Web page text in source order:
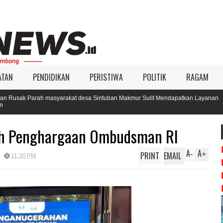
PENDIDIKAN PERISTIWA POLITIK RAGAM
desa Sintuban Makmur Sulit Mendapatkan Layanan
KIP Aceh
Penghargaan Ombudsman RI
11:30 PM A+
A-
PRINT EMAIL